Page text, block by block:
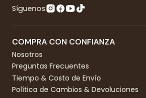
Síguenos
COMPRA CON CONFIANZA
Nosotros
Preguntas Frecuentes
Tiempo & Costo de Envío
Política de Cambios & Devoluciones